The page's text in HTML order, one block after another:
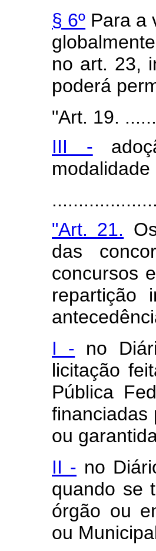
§ 6º Para a
no art. 23,
poderá
"Art. 19.
III -
"Art. 21.
das
concursos
repartição
I - no
licitação
Pública
financiadas
ou
II - no
quando se
órgão ou
ou